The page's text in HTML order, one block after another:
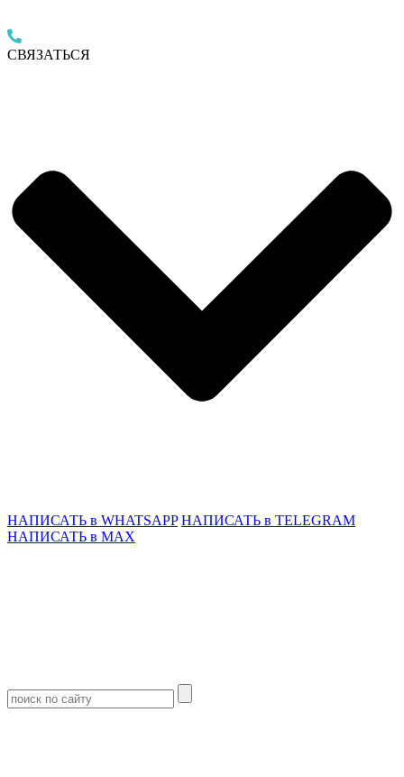
СВЯЗАТЬСЯ
НАПИСАТЬ в WHATSAPP НАПИСАТЬ в TELEGRAM
НАПИСАТЬ в MAX